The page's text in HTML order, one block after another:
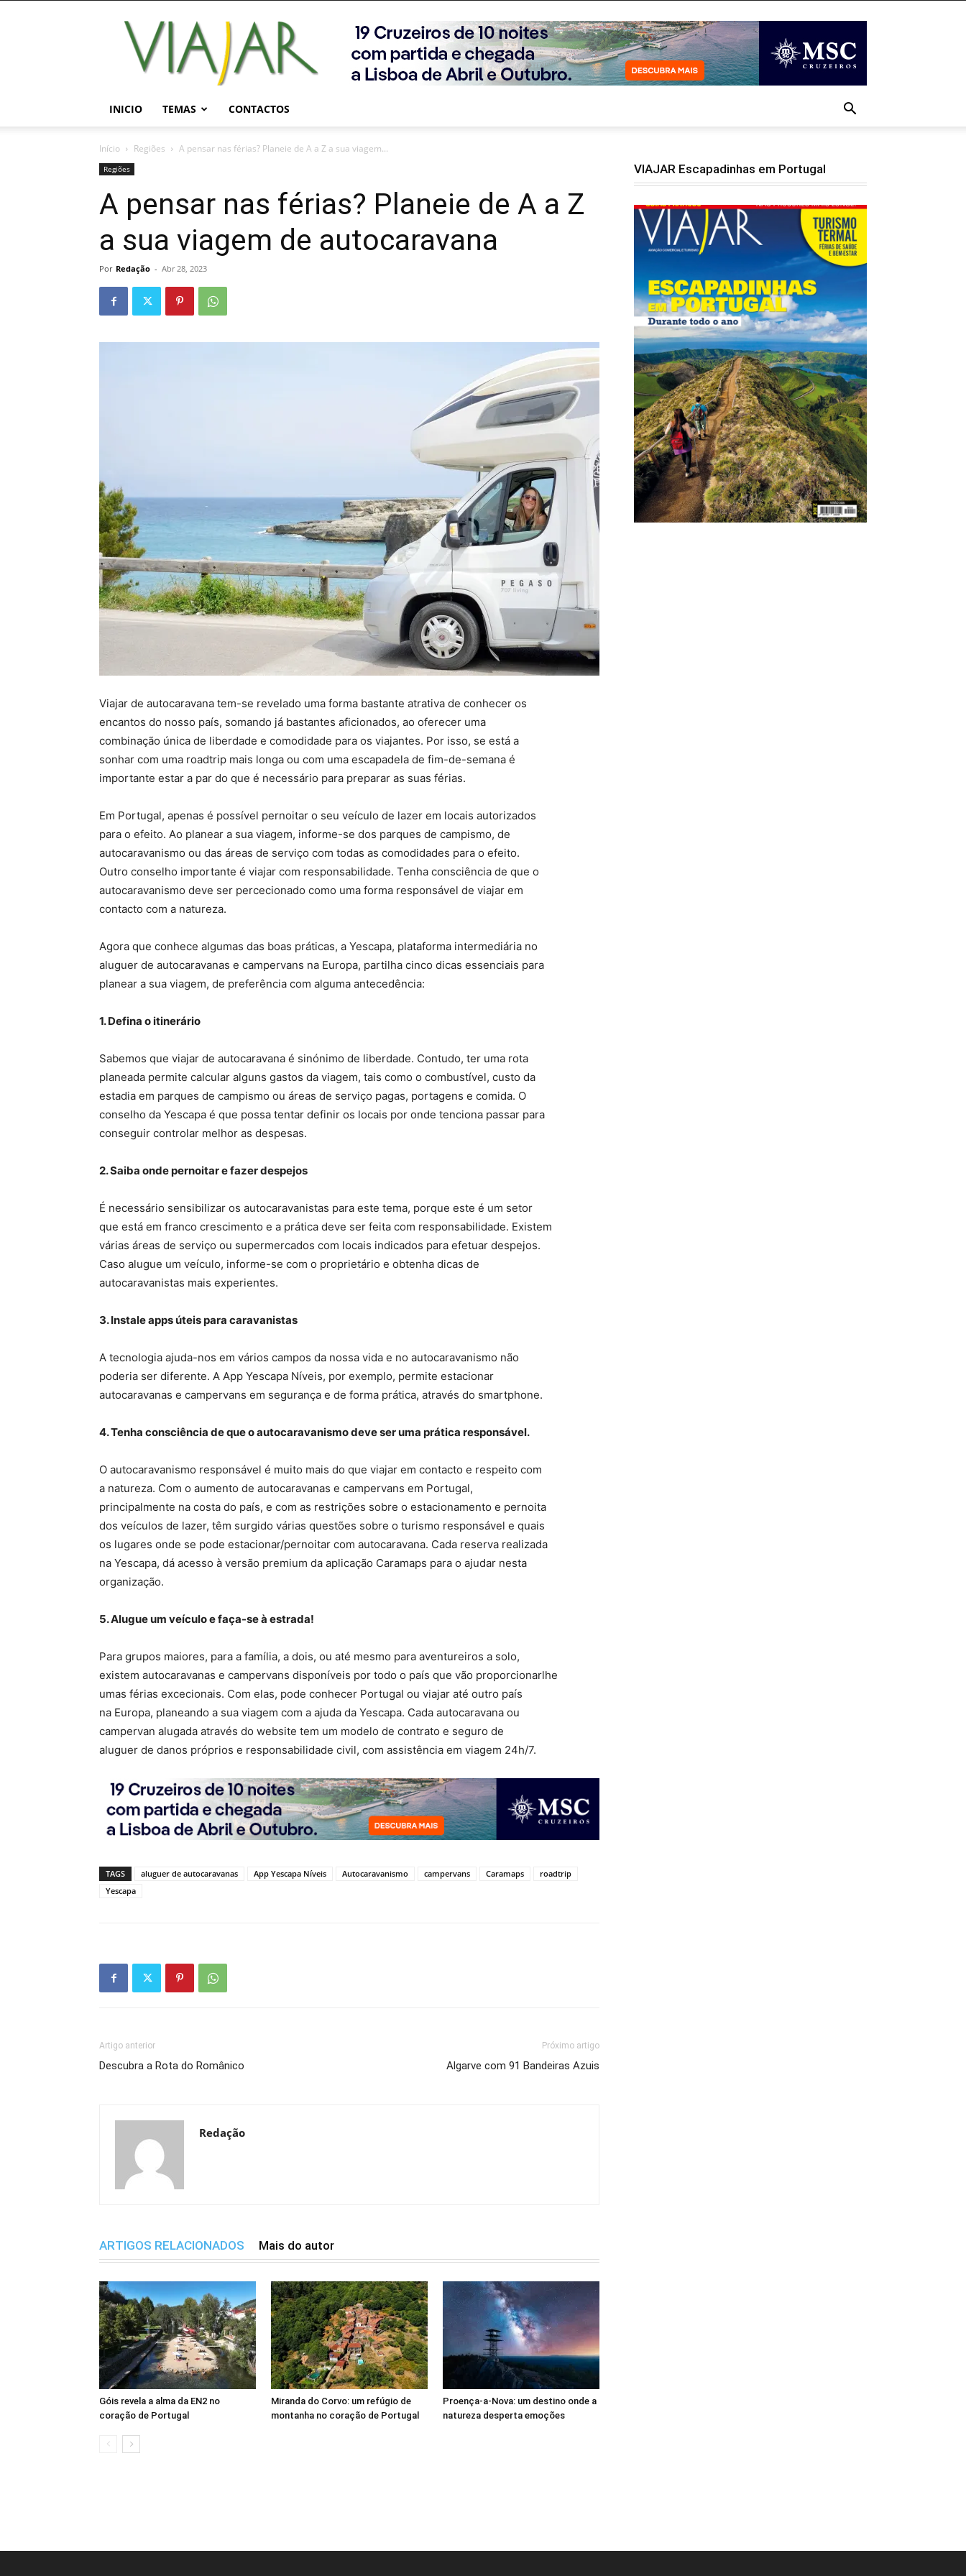
Viajar
Magazine
Online
INICIO TEMAS CONTACTOS
Início Regiões A pensar nas férias? Planeie de A a Z a sua viagem...
Regiões
A pensar nas férias? Planeie de A a Z
a sua viagem de autocaravana
Por Redação - Abr 28, 2023
Viajar de autocaravana tem-se revelado uma forma bastante atrativa de conhecer os
encantos do nosso país, somando já bastantes aficionados, ao oferecer uma
combinação única de liberdade e comodidade para os viajantes. Por isso, se está a
sonhar com uma roadtrip mais longa ou com uma escapadela de fim-de-semana é
importante estar a par do que é necessário para preparar as suas férias.
Em Portugal, apenas é possível pernoitar o seu veículo de lazer em locais autorizados
para o efeito. Ao planear a sua viagem, informe-se dos parques de campismo, de
autocaravanismo ou das áreas de serviço com todas as comodidades para o efeito.
Outro conselho importante é viajar com responsabilidade. Tenha consciência de que o
autocaravanismo deve ser percecionado como uma forma responsável de viajar em
contacto com a natureza.
Agora que conhece algumas das boas práticas, a Yescapa, plataforma intermediária no
aluguer de autocaravanas e campervans na Europa, partilha cinco dicas essenciais para
planear a sua viagem, de preferência com alguma antecedência:
1. Defina o itinerário
Sabemos que viajar de autocaravana é sinónimo de liberdade. Contudo, ter uma rota
planeada permite calcular alguns gastos da viagem, tais como o combustível, custo da
estadia em parques de campismo ou áreas de serviço pagas, portagens e comida. O
conselho da Yescapa é que possa tentar definir os locais por onde tenciona passar para
conseguir controlar melhor as despesas.
2. Saiba onde pernoitar e fazer despejos
É necessário sensibilizar os autocaravanistas para este tema, porque este é um setor
que está em franco crescimento e a prática deve ser feita com responsabilidade. Existem
várias áreas de serviço ou supermercados com locais indicados para efetuar despejos.
Caso alugue um veículo, informe-se com o proprietário e obtenha dicas de
autocaravanistas mais experientes.
3. Instale apps úteis para caravanistas
A tecnologia ajuda-nos em vários campos da nossa vida e no autocaravanismo não
poderia ser diferente. A App Yescapa Níveis, por exemplo, permite estacionar
autocaravanas e campervans em segurança e de forma prática, através do smartphone.
4. Tenha consciência de que o autocaravanismo deve ser uma prática responsável.
O autocaravanismo responsável é muito mais do que viajar em contacto e respeito com
a natureza. Com o aumento de autocaravanas e campervans em Portugal,
principalmente na costa do país, e com as restrições sobre o estacionamento e pernoita
dos veículos de lazer, têm surgido várias questões sobre o turismo responsável e quais
os lugares onde se pode estacionar/pernoitar com autocaravana. Cada reserva realizada
na Yescapa, dá acesso à versão premium da aplicação Caramaps para o ajudar nesta
organização.
5. Alugue um veículo e faça-se à estrada!
Para grupos maiores, para a família, a dois, ou até mesmo para aventureiros a solo,
existem autocaravanas e campervans disponíveis por todo o país que vão proporcionarlhe
umas férias excecionais. Com elas, pode conhecer Portugal ou viajar até outro país
na Europa, planeando a sua viagem com a ajuda da Yescapa. Cada autocaravana ou
campervan alugada através do website tem um modelo de contrato e seguro de
aluguer de danos próprios e responsabilidade civil, com assistência em viagem 24h/7.
TAGS aluguer de autocaravanas App Yescapa Níveis Autocaravanismo campervans Caramaps
roadtrip
Yescapa
Artigo anterior
Descubra a Rota do Românico
Próximo artigo
Algarve com 91 Bandeiras Azuis
Redação
ARTIGOS RELACIONADOS Mais do autor
Góis revela a alma da EN2 no
coração de Portugal
Miranda do Corvo: um refúgio de
montanha no coração de Portugal
Proença-a-Nova: um destino onde a
natureza desperta emoções
VIAJAR Escapadinhas em Portugal